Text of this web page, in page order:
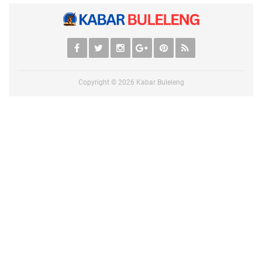
Copyright © 2026 Kabar Buleleng